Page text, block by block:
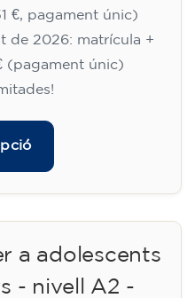
€, pagament únic)
de 2026: matrícula +
(pagament únic)
a adolescents
- nivell A2 -